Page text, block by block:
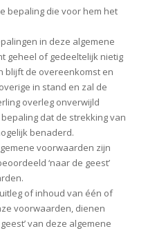
bepaling die voor hem het
in deze algemene
geheel of gedeeltelijk nietig
blijft de overeenkomst en
in stand en zal de
overleg onverwijld
dat de strekking van
benaderd.
voorwaarden zijn
‘naar de geest’
of inhoud van één of
voorwaarden, dienen
van deze algemene